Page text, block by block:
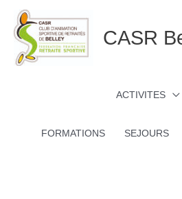
contenu
CASR
ACTIVITES
FORMATIONS SEJOURS